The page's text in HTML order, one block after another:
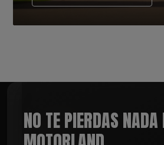
NO TE PIERDAS NADA